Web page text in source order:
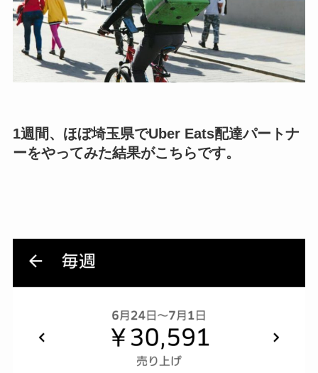
1週間、ほぼ埼玉県でUber Eats配達パートナ
ーをやってみた結果がこちらです。